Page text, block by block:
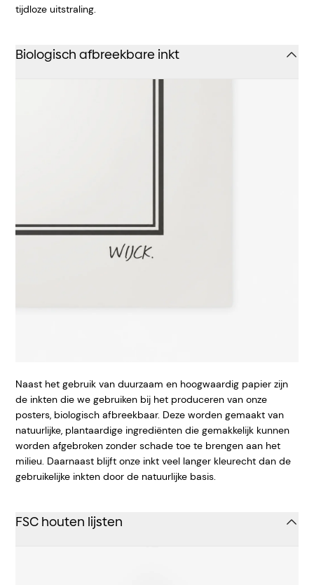
tijdloze uitstraling.
Biologisch afbreekbare inkt
Naast het gebruik van duurzaam en hoogwaardig papier zijn
de inkten die we gebruiken bij het produceren van onze
posters, biologisch afbreekbaar. Deze worden gemaakt van
natuurlijke, plantaardige ingrediënten die gemakkelijk kunnen
worden afgebroken zonder schade toe te brengen aan het
milieu. Daarnaast blijft onze inkt veel langer kleurecht dan de
gebruikelijke inkten door de natuurlijke basis.
FSC houten lijsten